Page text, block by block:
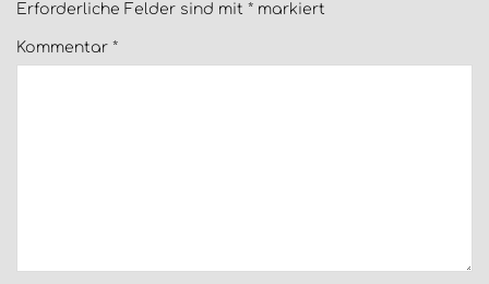
Erforderliche Felder sind mit * markiert
Kommentar *